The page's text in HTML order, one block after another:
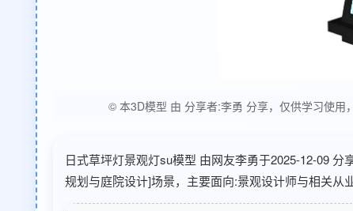
© 本3D模型 由 分享者:李勇 分享，仅供学习使用
日式草坪灯景观灯su模型 由网友李勇于2025-12-09
规划与庭院设计]场景，主要面向:景观设计师与相关